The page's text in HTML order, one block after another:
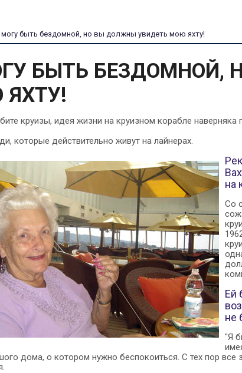
быть бездомной, но вы должны увидеть мою яхту!
БЫТЬ БЕЗДОМНОЙ,
круизы, идея жизни на круизном корабле
которые действительно живут на лайнерах.
на
Со
Ей
не
"Я
дома, о котором нужно беспокоиться. С тех пор